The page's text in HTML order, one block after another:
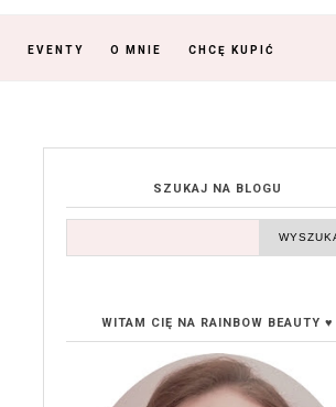
EVENTY O MNIE CHCĘ KUPIĆ
SZUKAJ NA BLOGU
WITAM CIĘ NA RAINBOW BEAUTY ♥